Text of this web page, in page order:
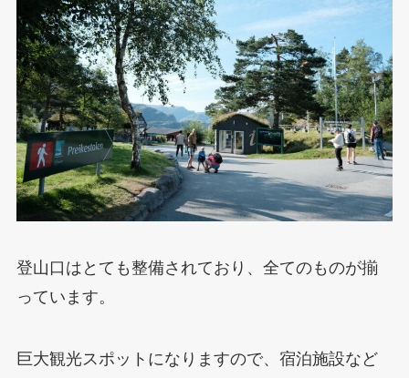
登山口はとても整備されており、全てのものが揃
っています。
巨大観光スポットになりますので、宿泊施設など